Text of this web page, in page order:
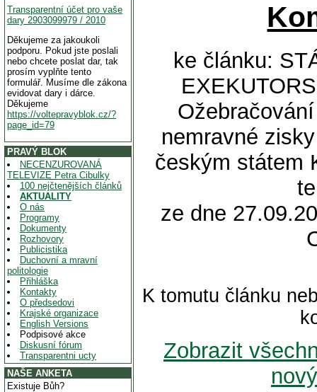
Transparentní účet pro vaše
dary 2903099979 / 2010
Děkujeme za jakoukoli
podporu. Pokud jste poslali
nebo chcete poslat dar, tak
prosím vyplňte tento
formulář. Musíme dle zákona
evidovat dary i dárce.
Děkujeme
https://voltepravyblok.cz/?
page_id=79
PRAVÝ BLOK
NECENZUROVANÁ
TELEVIZE Petra Cibulky
100 nejčtenějších článků
AKTUALITY
O nás
Programy
Dokumenty
Rozhovory
Publicistika
Duchovní a mravní
politologie
Přihláška
Kontakty
O předsedovi
Krajské organizace
English Versions
Podpisové akce
Diskusní fórum
Transparentni ucty
NAŠE ANKETA
Existuje Bůh?
ke článku:
nemravné
českým státem
ze dne
K tomutu článku
Zobrazit